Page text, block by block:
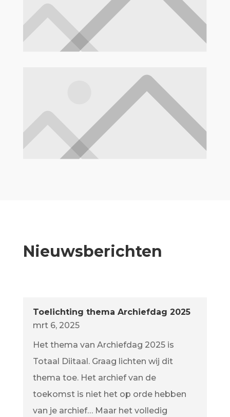
Nieuwsberichten
Toelichting thema Archiefdag 2025
mrt 6, 2025
Het thema van Archiefdag 2025 is
Totaal Diitaal. Graag lichten wij dit
thema toe. Het archief van de
toekomst is niet het op orde hebben
van je archief… Maar het volledig